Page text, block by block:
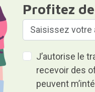
Profitez
J’autorise le
recevoir des
peuvent